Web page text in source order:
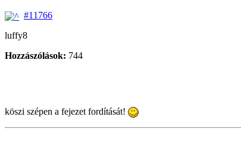
#11766
luffy8
Hozzászólások: 744
köszi szépen a fejezet fordítását!